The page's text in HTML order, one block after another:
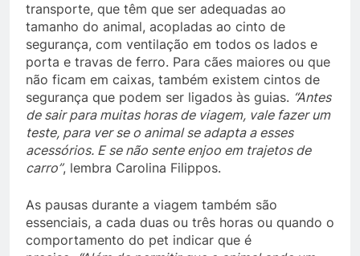
transporte, que têm que ser adequadas ao
tamanho do animal, acopladas ao cinto de
segurança, com ventilação em todos os lados e
porta e travas de ferro. Para cães maiores ou que
não ficam em caixas, também existem cintos de
segurança que podem ser ligados às guias. “Antes
de sair para muitas horas de viagem, vale fazer um
teste, para ver se o animal se adapta a esses
acessórios. E se não sente enjoo em trajetos de
carro”, lembra Carolina Filippos.
As pausas durante a viagem também são
essenciais, a cada duas ou três horas ou quando o
comportamento do pet indicar que é